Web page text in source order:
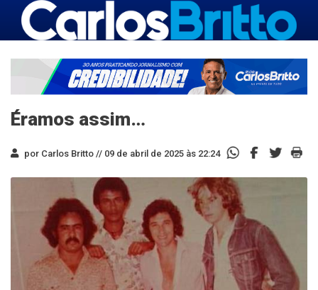
Éramos assim…
por Carlos Britto // 09 de abril de 2025 às 22:24